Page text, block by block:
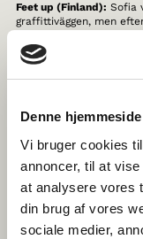
Denne
Vi bruger cookies
annoncer, til at
at analysere vores
din brug af vores
sociale medier,
Feet up (Finland): Sofia
graffittiväggen, men
och ner för alla barn –
och Kristin blir osams.
brukar göra det. Hur
Polarnatt (Sverige):
I
isbjörnarna på Arktis.
han sopsorterar och